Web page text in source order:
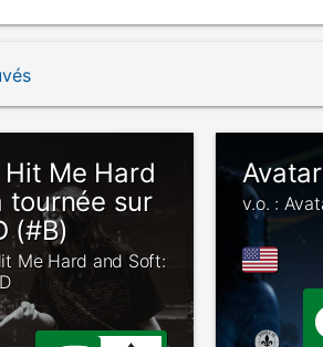
Me Hard
tournée sur
(#B)
Me Hard and Soft:
v.o. :